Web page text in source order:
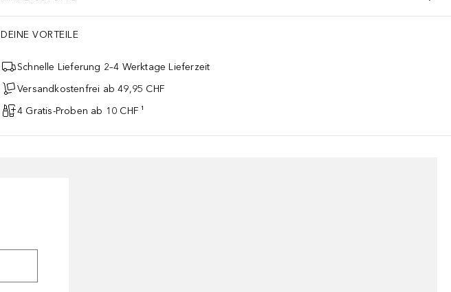
DEINE VORTEILE
Schnelle Lieferung 2–4 Werktage Lieferzeit
Versandkostenfrei ab 49,95 CHF
4 Gratis-Proben ab 10 CHF ¹